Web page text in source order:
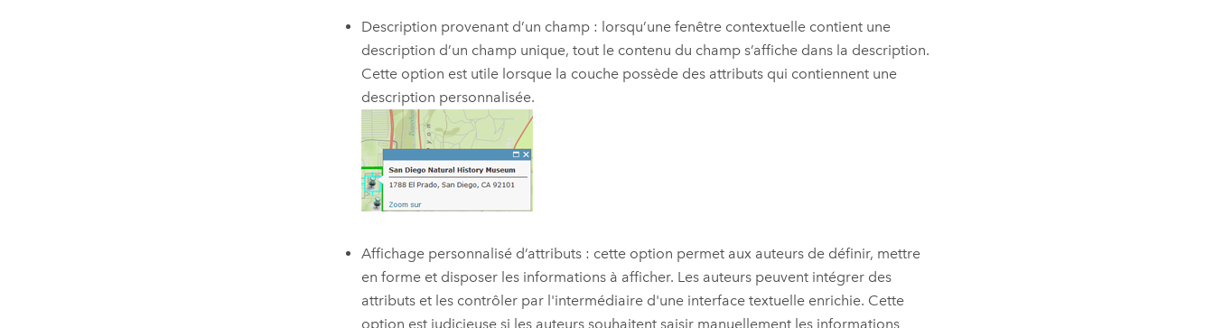
Description provenant d’un champ : lorsqu’une fenêtre contextuelle contient une
description d’un champ unique, tout le contenu du champ s’affiche dans la description.
Cette option est utile lorsque la couche possède des attributs qui contiennent une
description personnalisée.
Affichage personnalisé d’attributs : cette option permet aux auteurs de définir, mettre
en forme et disposer les informations à afficher. Les auteurs peuvent intégrer des
attributs et les contrôler par l'intermédiaire d'une interface textuelle enrichie. Cette
option est judicieuse si les auteurs souhaitent saisir manuellement les informations